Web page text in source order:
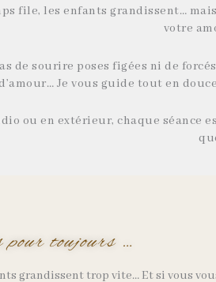
file, les enfants grandissent…
votre
de sourire poses figées ni de
Je vous guide tout en
ou en extérieur, chaque séance
pour toujours …
grandissent trop vite… Et si vous